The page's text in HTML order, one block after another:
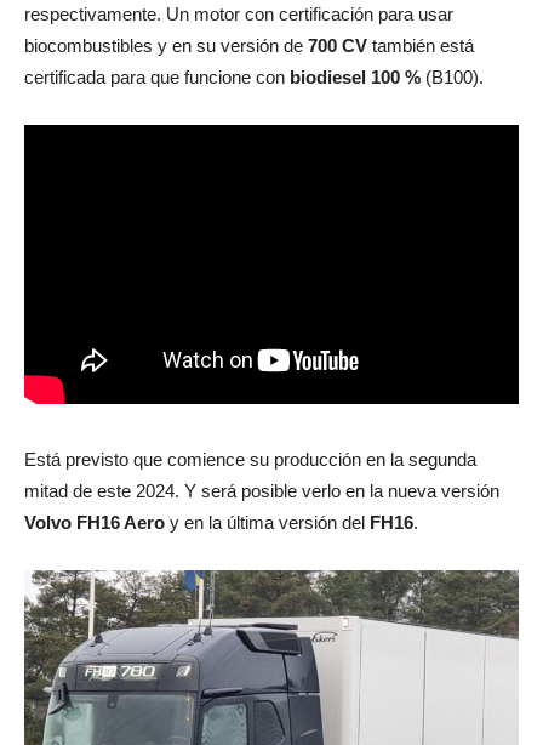
respectivamente. Un motor con certificación para usar
biocombustibles y en su versión de 700 CV también está
certificada para que funcione con biodiesel 100 % (B100).
Está previsto que comience su producción en la segunda
mitad de este 2024. Y será posible verlo en la nueva versión
Volvo FH16 Aero y en la última versión del FH16.